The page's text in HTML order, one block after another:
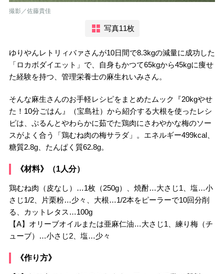
撮影／佐藤貴佳
写真11枚
ゆりやんレトリィバァさんが10日間で8.3kgの減量に成功した
「ロカボダイエット」で、自身もかつて65kgから45kgに痩せ
た経験を持つ、管理栄養士の麻生れいみさん。
そんな麻生さんのお手軽レシピをまとめたムック『20kgやせ
た！10分ごはん』（宝島社）から紹介する大根を使ったレシ
ピは、ぷるんとやわらかに茹でた鶏肉にさわやかな梅のソー
スがよく合う「鶏むね肉の梅サラダ」。エネルギー499kcal、
糖質2.8g、たんぱく質62.8g。
《材料》（1人分）
鶏むね肉（皮なし）…1枚（250g）、焼酎…大さじ1、塩…小
さじ1/2、片栗粉…少々、大根…1/2本をピーラーで10回分削
る、カットレタス…100g
【A】オリーブオイルまたは亜麻仁油…大さじ1、練り梅（チ
ューブ）…小さじ2、塩…少々
《作り方》